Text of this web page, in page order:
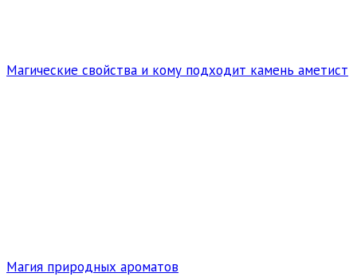
Магические свойства и кому подходит камень аметист
Магия природных ароматов